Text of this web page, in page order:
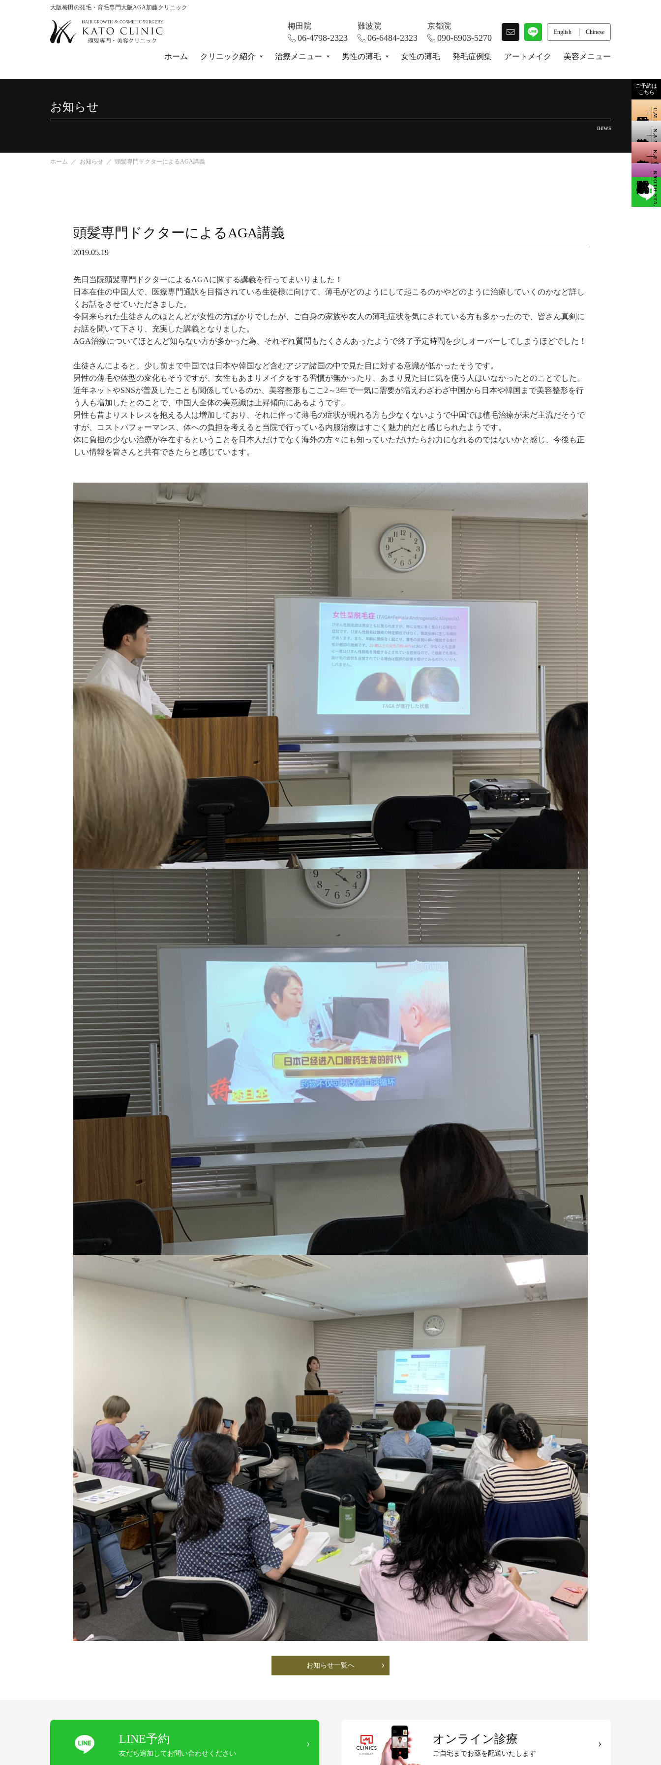
大阪梅田の発毛・育毛専門大阪AGA加藤クリニック
梅田院
06-4798-2323
難波院
06-6484-2323
京都院
090-6903-5270
English Chinese
ホーム クリニック紹介 治療メニュー 男性の薄毛 女性の薄毛 発毛症例集 アートメイク 美容メニュー
ご予約は
こちら
UMEDA
NAMBA
KYOTO
KYOTO STA.
お知らせ
news
ホーム お知らせ 頭髪専門ドクターによるAGA講義
頭髪専門ドクターによるAGA講義
2019.05.19
先日当院頭髪専門ドクターによるAGAに関する講義を行ってまいりました！
日本在住の中国人で、医療専門通訳を目指されている生徒様に向けて、薄毛がどのようにして起こるのかやどのように治療していくのかなど詳し
くお話をさせていただきました。
今回来られた生徒さんのほとんどが女性の方ばかりでしたが、ご自身の家族や友人の薄毛症状を気にされている方も多かったので、皆さん真剣に
お話を聞いて下さり、充実した講義となりました。
AGA治療についてほとんど知らない方が多かった為、それぞれ質問もたくさんあったようで終了予定時間を少しオーバーしてしまうほどでした！
生徒さんによると、少し前まで中国では日本や韓国など含むアジア諸国の中で見た目に対する意識が低かったそうです。
男性の薄毛や体型の変化もそうですが、女性もあまりメイクをする習慣が無かったり、あまり見た目に気を使う人はいなかったとのことでした。
近年ネットやSNSが普及したことも関係しているのか、美容整形もここ2～3年で一気に需要が増えわざわざ中国から日本や韓国まで美容整形を行
う人も増加したとのことで、中国人全体の美意識は上昇傾向にあるようです。
男性も昔よりストレスを抱える人は増加しており、それに伴って薄毛の症状が現れる方も少なくないようで中国では植毛治療が未だ主流だそうで
すが、コストパフォーマンス、体への負担を考えると当院で行っている内服治療はすごく魅力的だと感じられたようです。
体に負担の少ない治療が存在するということを日本人だけでなく海外の方々にも知っていただけたらお力になれるのではないかと感じ、今後も正
しい情報を皆さんと共有できたらと感じています。
お知らせ一覧へ
LINE予約
友だち追加してお問い合わせください
オンライン診療
ご自宅までお薬を配送いたします